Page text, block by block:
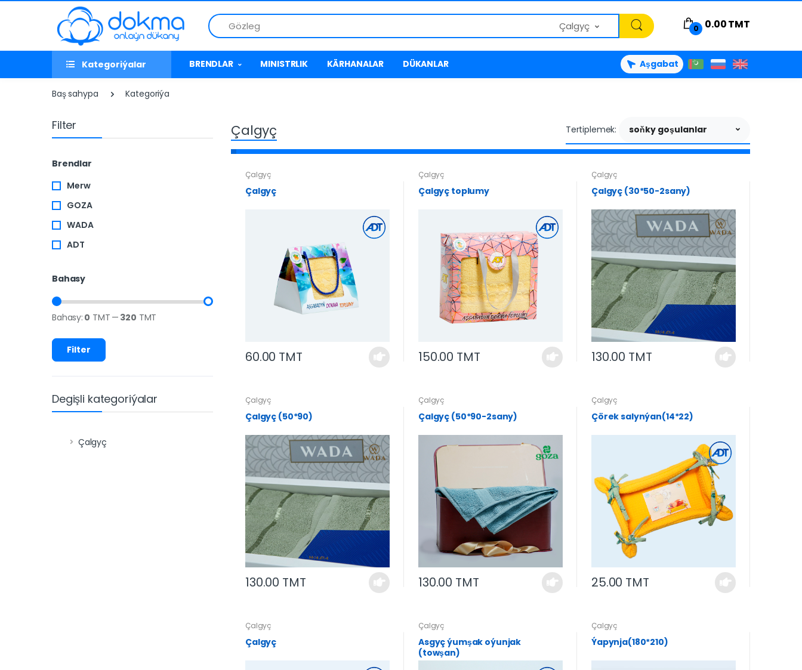
Gözleg
Çalgyç 0 0.00TMT
Kategoriýalar BRENDLAR MINISTRLIK KÄRHANALAR DÜKANLAR Aşgabat
Baş sahypa Kategoriýa
Filter
Brendlar
Merw
GOZA
WADA
ADT
Bahasy
Bahasy: 0 TMT — 320 TMT
Filter
Degişli kategoriýalar
Çalgyç
Çalgyç Tertiplemek: soňky goşulanlar
Çalgyç
Çalgyç
60.00 TMT
Çalgyç
Çalgyç toplumy
150.00 TMT
Çalgyç
Çalgyç (30*50-2sany)
130.00 TMT
Çalgyç
Çalgyç (50*90)
130.00 TMT
Çalgyç
Çalgyç (50*90-2sany)
130.00 TMT
Çalgyç
Çörek salynýan(14*22)
25.00 TMT
Çalgyç
Çalgyç
Çalgyç
Asgyç ýumşak oýunjak
(towşan)
Çalgyç
Ýapynja(180*210)